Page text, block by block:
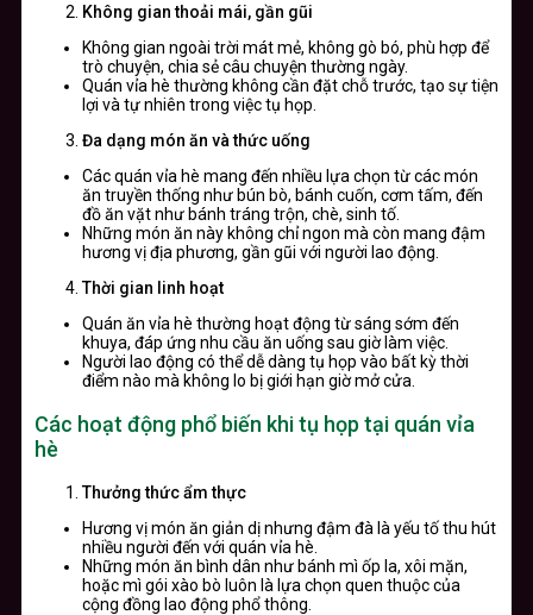
Không gian thoải mái, gần gũi
Không gian ngoài trời mát mẻ, không gò bó, phù hợp để
trò chuyện, chia sẻ câu chuyện thường ngày.
Quán vỉa hè thường không cần đặt chỗ trước, tạo sự tiện
lợi và tự nhiên trong việc tụ họp.
Đa dạng món ăn và thức uống
Các quán vỉa hè mang đến nhiều lựa chọn từ các món
ăn truyền thống như bún bò, bánh cuốn, cơm tấm, đến
đồ ăn vặt như bánh tráng trộn, chè, sinh tố.
Những món ăn này không chỉ ngon mà còn mang đậm
hương vị địa phương, gần gũi với người lao động.
Thời gian linh hoạt
Quán ăn vỉa hè thường hoạt động từ sáng sớm đến
khuya, đáp ứng nhu cầu ăn uống sau giờ làm việc.
Người lao động có thể dễ dàng tụ họp vào bất kỳ thời
điểm nào mà không lo bị giới hạn giờ mở cửa.
Các hoạt động phổ biến khi tụ họp tại quán vỉa
hè
Thưởng thức ẩm thực
Hương vị món ăn giản dị nhưng đậm đà là yếu tố thu hút
nhiều người đến với quán vỉa hè.
Những món ăn bình dân như bánh mì ốp la, xôi mặn,
hoặc mì gói xào bò luôn là lựa chọn quen thuộc của
cộng đồng lao động phổ thông.